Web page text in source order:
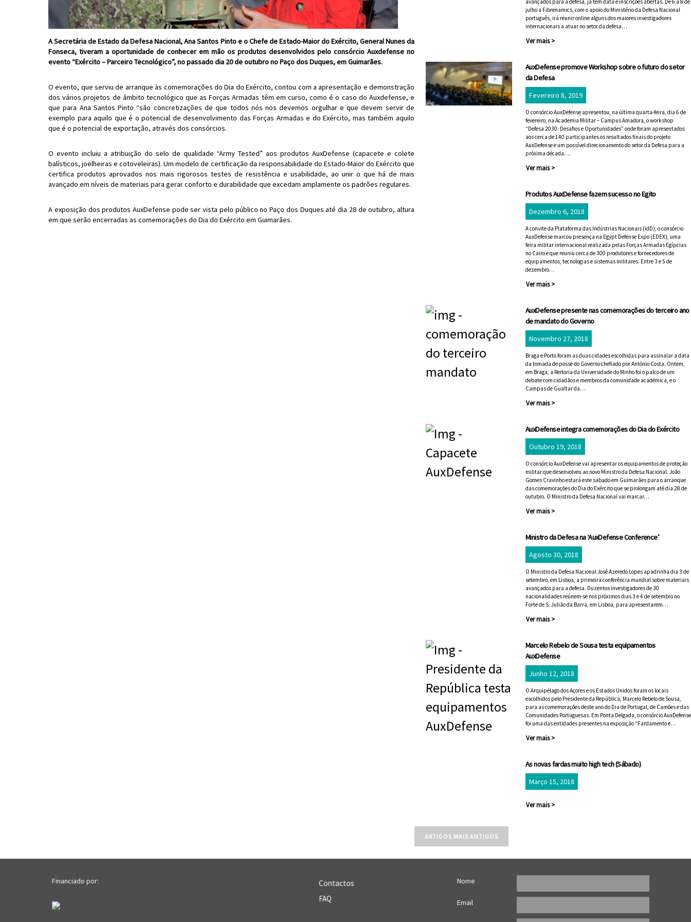
A Secretária de Estado da Defesa Nacional, Ana Santos Pinto e o Chefe de Estado-Maior do Exército, General Nunes da
Fonseca, tiveram a oportunidade de conhecer em mão os produtos desenvolvidos pelo consórcio Auxdefense no
evento “Exército – Parceiro Tecnológico”, no passado dia 20 de outubro no Paço dos Duques, em Guimarães.
O evento, que serviu de arranque às comemorações do Dia do Exército, contou com a apresentação e demonstração
dos vários projetos de âmbito tecnológico que as Forças Armadas têm em curso, como é o caso do Auxdefense, e
que para Ana Santos Pinto “são concretizações de que todos nós nos devemos orgulhar e que devem servir de
exemplo para aquilo que é o potencial de desenvolvimento das Forças Armadas e do Exército, mas também aquilo
que é o potencial de exportação, através dos consórcios.
O evento incluiu a atribuição do selo de qualidade “Army Tested” aos produtos AuxDefense (capacete e colete
balísticos, joelheiras e cotoveleiras). Um modelo de certificação da responsabilidade do Estado-Maior do Exército que
certifica produtos aprovados nos mais rigorosos testes de resistência e usabilidade, ao unir o que há de mais
avançado em níveis de materiais para gerar conforto e durabilidade que excedam amplamente os padrões regulares.
A exposição dos produtos AuxDefense pode ser vista pelo público no Paço dos Duques até dia 28 de outubro, altura
em que serão encerradas as comemorações do Dia do Exército em Guimarães.
avançados para a defesa, já tem data e inscrições abertas. De 6 a 8 de
julho a Fibrenamics, com o apoio do Ministério da Defesa Nacional
português, irá reunir online alguns dos maiores investigadores
internacionais a atuar no setor da defesa…
Ver mais >
AuxDefense promove Workshop sobre o futuro do setor
da Defesa
Fevereiro 8, 2019
O consórcio AuxDefense apresentou, na última quarta-feira, dia 6 de
fevereiro, na Academia Militar – Campus Amadora, o workshop
“Defesa 2030: Desafios e Oportunidades” onde foram apresentados
aos cerca de 140 participantes os resultados finais do projeto
AuxDefense e um possível direcionamento do setor da Defesa para a
próxima década….
Ver mais >
Produtos AuxDefense fazem sucesso no Egito
Dezembro 6, 2018
A convite da Plataforma das Indústrias Nacionais (idD), o consórcio
AuxDefense marcou presença na Egypt Defense Expo (EDEX), uma
feira militar internacional realizada pelas Forças Armadas Egípcias
no Cairo e que reuniu cerca de 300 produtores e fornecedores de
equipamentos, tecnologias e sistemas militares. Entre 3 e 5 de
dezembro…
Ver mais >
AuxDefense presente nas comemorações do terceiro ano
de mandato do Governo
Novembro 27, 2018
Braga e Porto foram as duas cidades escolhidas para assinalar a data
da tomada de posse do Governo chefiado por António Costa. Ontem,
em Braga, a Reitoria da Universidade do Minho foi o palco de um
debate com cidadãos e membros da comunidade académica, e o
Campus de Gualtar da…
Ver mais >
AuxDefense integra comemorações do Dia do Exército
Outubro 19, 2018
O consórcio AuxDefense vai apresentar os equipamentos de proteção
militar que desenvolveu ao novo Ministro da Defesa Nacional. João
Gomes Cravinho estará este sábado em Guimarães para o arranque
das comemorações do Dia do Exército que se prolongam até dia 28 de
outubro. O Ministro da Defesa Nacional vai marcar…
Ver mais >
Ministro da Defesa na ‘AuxDefense Conference’
Agosto 30, 2018
O Ministro da Defesa Nacional José Azeredo Lopes apadrinha dia 3 de
setembro, em Lisboa, a primeira conferência mundial sobre materiais
avançados para a defesa. Duzentos investigadores de 30
nacionalidades reúnem-se nos próximos dias 3 e 4 de setembro no
Forte de S. Julião da Barra, em Lisboa, para apresentarem…
Ver mais >
Marcelo Rebelo de Sousa testa equipamentos
AuxDefense
Junho 12, 2018
O Arquipélago dos Açores e os Estados Unidos foram os locais
escolhidos pelo Presidente da República, Marcelo Rebelo de Sousa,
para as comemorações deste ano do Dia de Portugal, de Camões e das
Comunidades Portuguesas. Em Ponta Delgada, o consórcio AuxDefense
foi uma das entidades presentes na exposição “Fardamento e…
Ver mais >
As novas fardas muito high tech (Sábado)
Março 15, 2018
Ver mais >
Navegação
de
artigos
ARTIGOS MAIS ANTIGOS
Financiado por:
Contactos
FAQ
Nome
Email